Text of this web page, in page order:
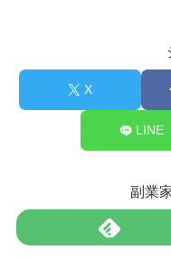
X
LINE
副業